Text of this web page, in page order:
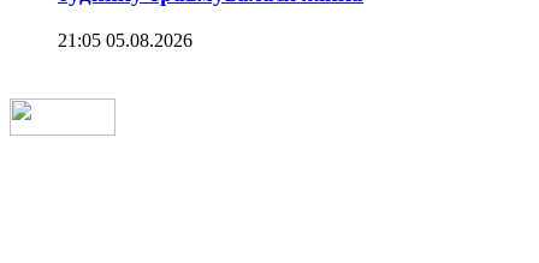
21:05 05.08.2026